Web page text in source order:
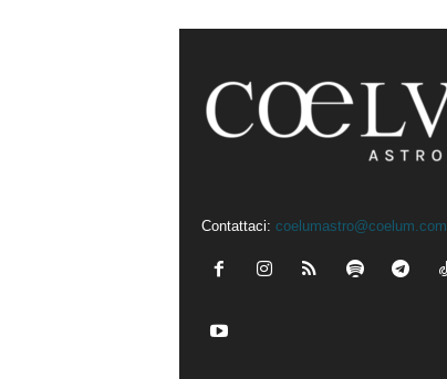
Contattaci: coelumastro@coelum.com